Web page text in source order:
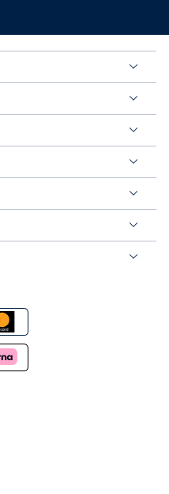
Hemden. Damit liegen Sie
runden Geburtstag bei
stilvoll ausgehen möchten.
ein Hemd für den einen,
ein einfarbiges Hemd
Weste oder einem Jungen
und während der Freizeit
sein: Greifen
Sie sich für ein Flanellhemd
macht und gefällt!
Jungen Hemden
von Ihnen entdeckt zu
bei uns in einer großen
In
Suchfunktionen
nach Marke, Farbe und Preis.
das Ihrem Kind mit